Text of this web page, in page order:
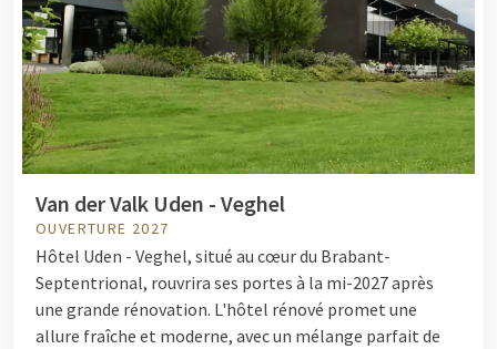
Van der Valk Uden - Veghel
OUVERTURE 2027
Hôtel Uden - Veghel, situé au cœur du Brabant-
Septentrional, rouvrira ses portes à la mi-2027 après
une grande rénovation. L'hôtel rénové promet une
allure fraîche et moderne, avec un mélange parfait de